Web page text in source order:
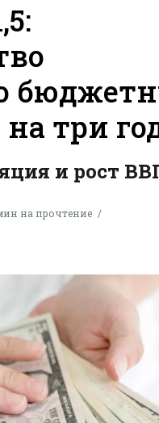
три
и рост
на прочтение